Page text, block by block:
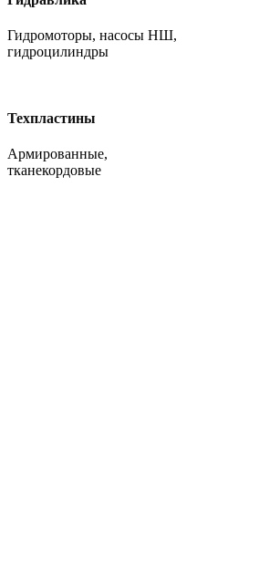
Гидромоторы, насосы НШ,
гидроцилиндры
Техпластины
Армированные,
тканекордовые